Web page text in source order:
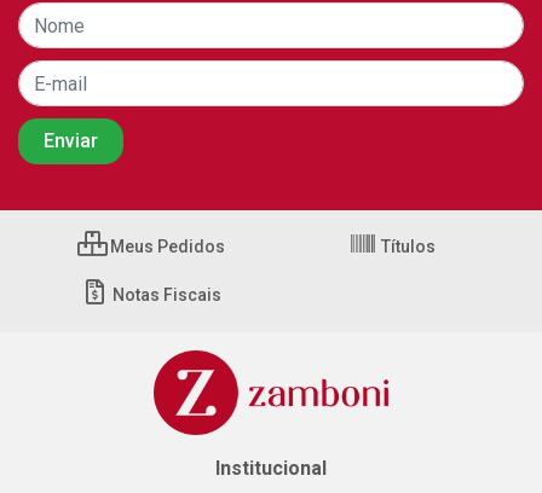
Meus Pedidos Títulos
Notas Fiscais
Institucional